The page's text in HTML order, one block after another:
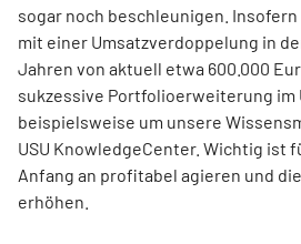
sogar noch beschleunigen.
mit einer Umsatzverdoppelung in
Jahren von aktuell etwa 600.000
sukzessive Portfolioerweiterung im
beispielsweise um unsere
USU KnowledgeCenter. Wichtig ist
Anfang an profitabel agieren und
erhöhen.